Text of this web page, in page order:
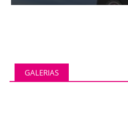
GALERIAS